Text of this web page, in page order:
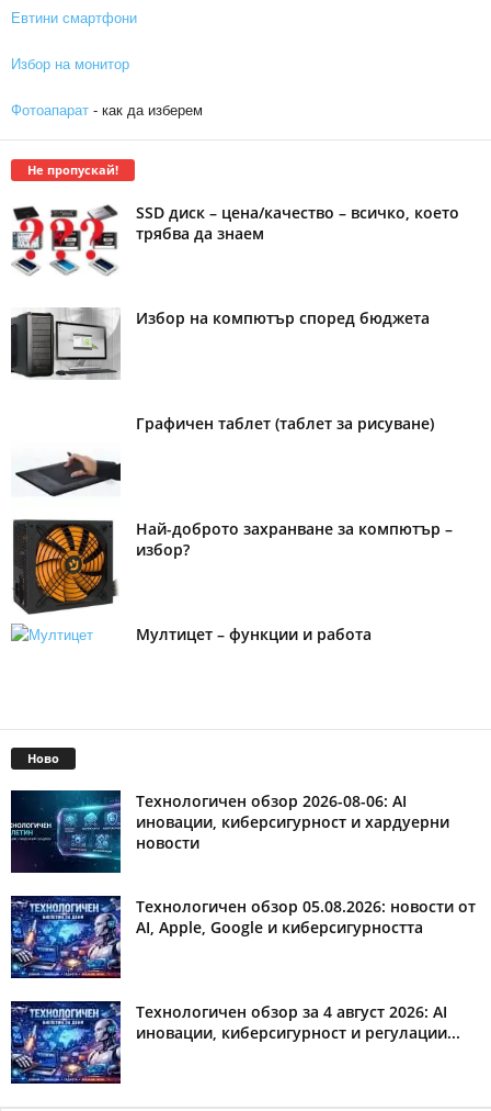
Евтини смартфони
Избор на монитор
Фотоапарат - как да изберем
Не пропускай!
SSD диск – цена/качество – всичко, което
трябва да знаем
Избор на компютър според бюджета
Графичен таблет (таблет за рисуване)
Най-доброто захранване за компютър –
избор?
Мултицет – функции и работа
Ново
Технологичен обзор 2026-08-06: AI
иновации, киберсигурност и хардуерни
новости
Технологичен обзор 05.08.2026: новости от
AI, Apple, Google и киберсигурността
Технологичен обзор за 4 август 2026: AI
иновации, киберсигурност и регулации...